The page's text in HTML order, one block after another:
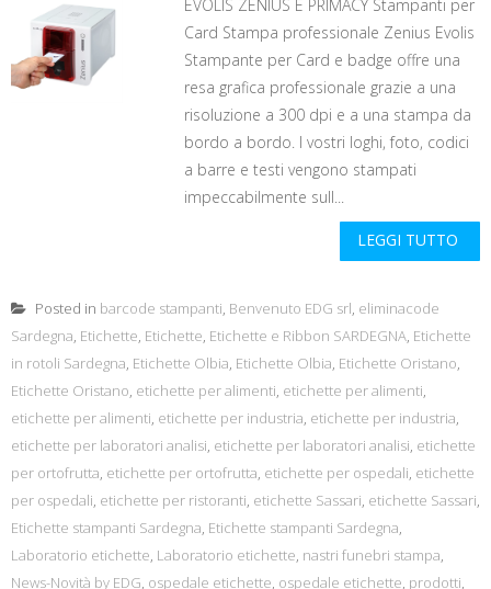
EVOLIS ZENIUS E PRIMACY Stampanti per
Card Stampa professionale Zenius Evolis
Stampante per Card e badge offre una
resa grafica professionale grazie a una
risoluzione a 300 dpi e a una stampa da
bordo a bordo. I vostri loghi, foto, codici
a barre e testi vengono stampati
impeccabilmente sull...
LEGGI TUTTO
Posted in barcode stampanti, Benvenuto EDG srl, eliminacode
Sardegna, Etichette, Etichette, Etichette e Ribbon SARDEGNA, Etichette
in rotoli Sardegna, Etichette Olbia, Etichette Olbia, Etichette Oristano,
Etichette Oristano, etichette per alimenti, etichette per alimenti,
etichette per alimenti, etichette per industria, etichette per industria,
etichette per laboratori analisi, etichette per laboratori analisi, etichette
per ortofrutta, etichette per ortofrutta, etichette per ospedali, etichette
per ospedali, etichette per ristoranti, etichette Sassari, etichette Sassari,
Etichette stampanti Sardegna, Etichette stampanti Sardegna,
Laboratorio etichette, Laboratorio etichette, nastri funebri stampa,
News-Novità by EDG, ospedale etichette, ospedale etichette, prodotti,